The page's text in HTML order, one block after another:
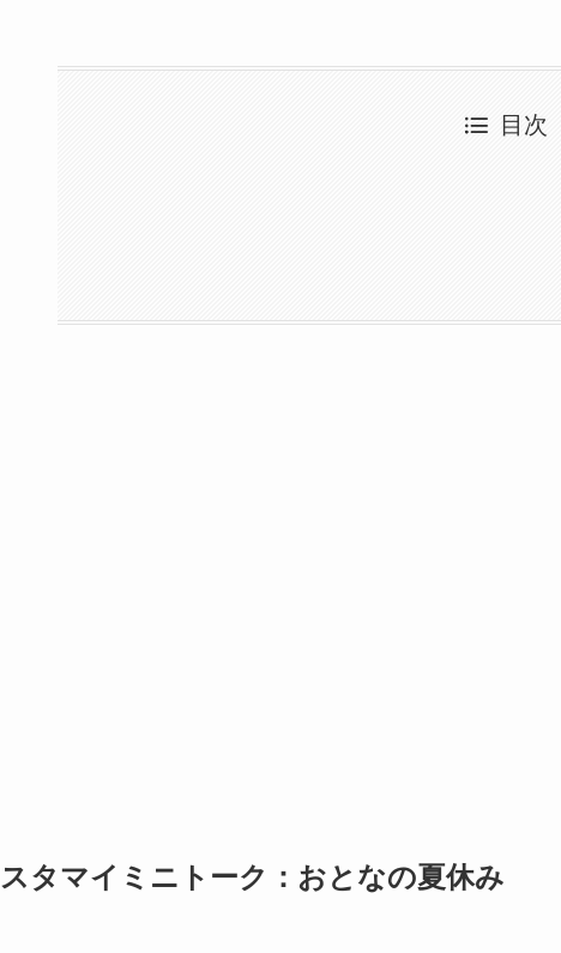
目次
スタマイミニトーク：おとなの夏休み